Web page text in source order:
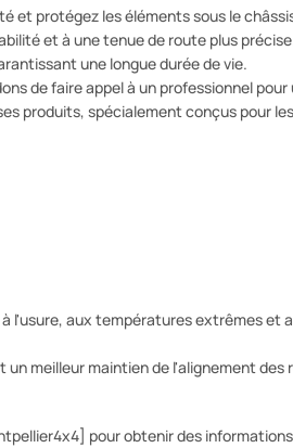
et protégez les éléments sous le
et à une tenue de route plus
une longue durée de vie.
de faire appel à un professionnel
produits, spécialement conçus pour
l'usure, aux températures extrêmes et
meilleur maintien de l'alignement des
pour obtenir des